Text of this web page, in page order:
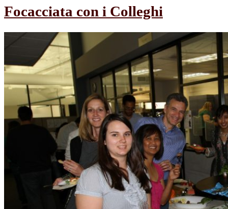
Focacciata con i Colleghi